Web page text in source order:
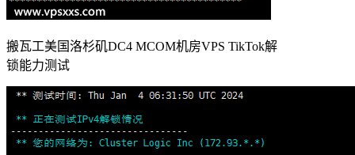
搬瓦工美国洛杉矶DC4 MCOM机房VPS TikTok解
锁能力测试